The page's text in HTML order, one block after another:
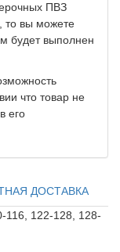
ПВЗ
то вы можете
будет выполнен
что товар не
его
ДОСТАВКА
116, 122-128, 128-